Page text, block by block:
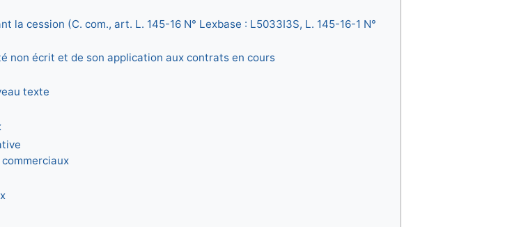
cession (C. com., art. L. 145-16 N° Lexbase : L5033I3S, L. 145-16-1 N°
non écrit et de son application aux contrats en cours
texte